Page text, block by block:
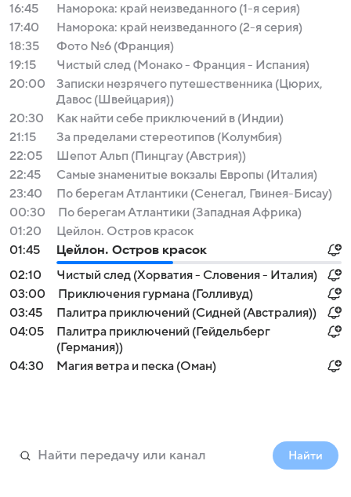
16:45
Наморока: край неизведанного (1-я серия)
17:40
Наморока: край неизведанного (2-я серия)
18:35
Фото №6 (Франция)
19:15
Чистый след (Монако - Франция - Испания)
20:00
Записки незрячего путешественника (Цюрих,
Давос (Швейцария))
20:30
Как найти себе приключений в (Индии)
21:15
За пределами стереотипов (Колумбия)
22:05
Шепот Альп (Пинцгау (Австрия))
22:45
Самые знаменитые вокзалы Европы (Италия)
23:40
По берегам Атлантики (Сенегал, Гвинея-Бисау)
00:30
По берегам Атлантики (Западная Африка)
01:20
Цейлон. Остров красок
01:45
Цейлон. Остров красок
02:10
Чистый след (Хорватия - Словения - Италия)
03:00
Приключения гурмана (Голливуд)
03:45
Палитра приключений (Сидней (Австралия))
04:05
Палитра приключений (Гейдельберг
(Германия))
04:30
Магия ветра и песка (Оман)
Найти